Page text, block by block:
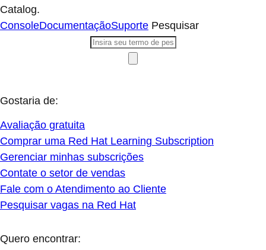
Catalog.
ConsoleDocumentaçãoSuporte Pesquisar
Gostaria de:
Avaliação gratuita
Comprar uma Red Hat Learning Subscription
Gerenciar minhas subscrições
Contate o setor de vendas
Fale com o Atendimento ao Cliente
Pesquisar vagas na Red Hat
Quero encontrar: